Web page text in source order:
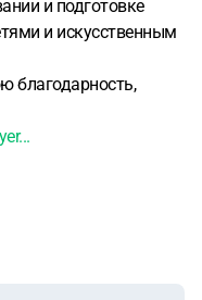
и подготовке
и искусственным
благодарность,